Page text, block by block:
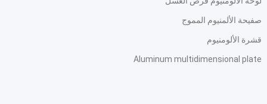
صفيحة الألمنيوم المموج
قشرة الألومنيوم
Aluminum multidimensional plate